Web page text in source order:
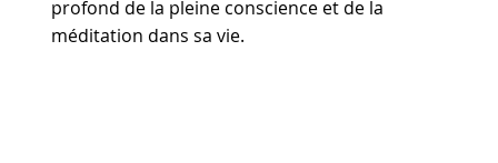
profond de la pleine conscience et de la
méditation dans sa vie.